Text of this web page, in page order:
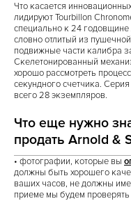
Что касается
лидируют Tourbillon
специально к 24 годовщине
словно отлитый из
подвижные части калибра
Скелетонированный
хорошо рассмотреть
секундного счетчика.
всего 28 экземпляров.
Что еще нужно
продать Arnold &
• фотографии, которые вы
должны быть хорошего
ваших часов, не должны
приеме мы будем проверять